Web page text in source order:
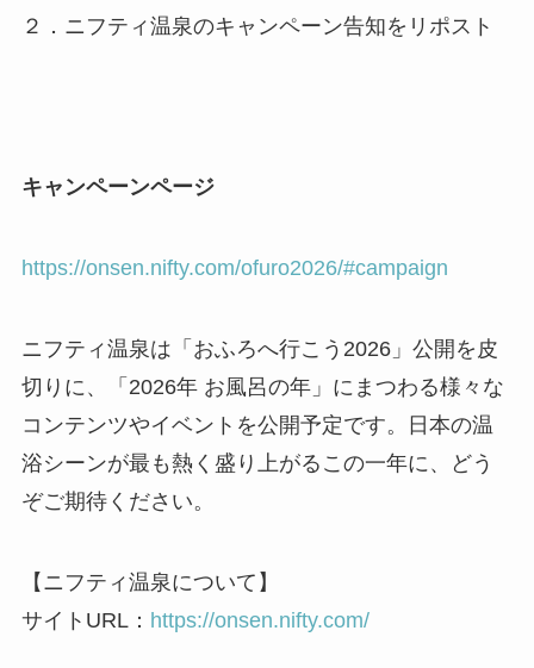
２．ニフティ温泉のキャンペーン告知をリポスト
キャンペーンページ
https://onsen.nifty.com/ofuro2026/#campaign
ニフティ温泉は「おふろへ行こう2026」公開を皮
切りに、「2026年 お風呂の年」にまつわる様々な
コンテンツやイベントを公開予定です。日本の温
浴シーンが最も熱く盛り上がるこの一年に、どう
ぞご期待ください。
【ニフティ温泉について】
サイトURL： https://onsen.nifty.com/